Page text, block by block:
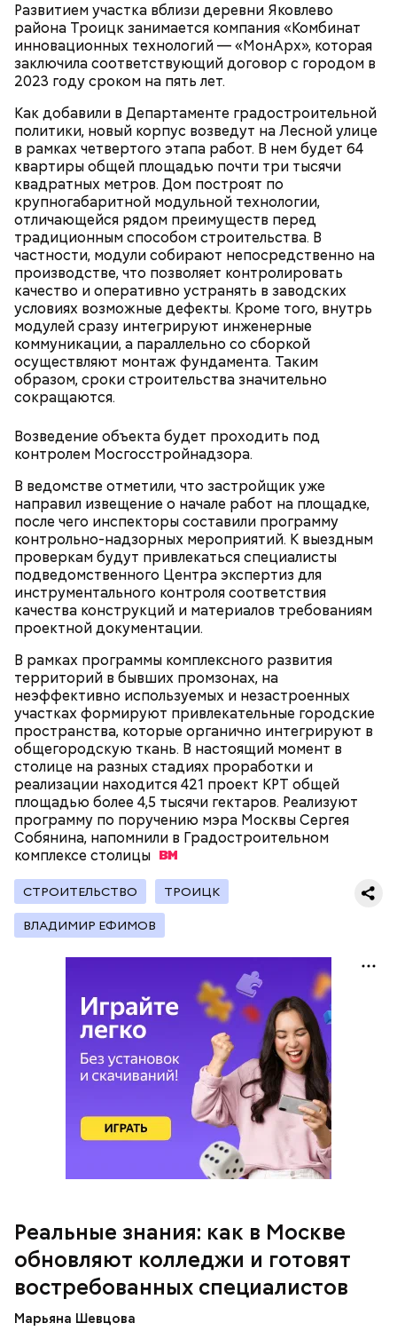
Развитием участка вблизи деревни Яковлево
района Троицк занимается компания «Комбинат
инновационных технологий — «МонАрх», которая
заключила соответствующий договор с городом в
2023 году сроком на пять лет.
Как добавили в Департаменте градостроительной
политики, новый корпус возведут на Лесной улице
в рамках четвертого этапа работ. В нем будет 64
квартиры общей площадью почти три тысячи
квадратных метров. Дом построят по
крупногабаритной модульной технологии,
отличающейся рядом преимуществ перед
традиционным способом строительства. В
частности, модули собирают непосредственно на
производстве, что позволяет контролировать
качество и оперативно устранять в заводских
условиях возможные дефекты. Кроме того, внутрь
модулей сразу интегрируют инженерные
коммуникации, а параллельно со сборкой
осуществляют монтаж фундамента. Таким
образом, сроки строительства значительно
сокращаются.
Возведение объекта будет проходить под
контролем Мосгосстройнадзора.
В ведомстве отметили, что застройщик уже
направил извещение о начале работ на площадке,
после чего инспекторы составили программу
контрольно-надзорных мероприятий. К выездным
проверкам будут привлекаться специалисты
подведомственного Центра экспертиз для
инструментального контроля соответствия
качества конструкций и материалов требованиям
проектной документации.
В рамках программы комплексного развития
территорий в бывших промзонах, на
неэффективно используемых и незастроенных
участках формируют привлекательные городские
пространства, которые органично интегрируют в
общегородскую ткань. В настоящий момент в
столице на разных стадиях проработки и
реализации находится 421 проект КРТ общей
площадью более 4,5 тысячи гектаров. Реализуют
программу по поручению мэра Москвы Сергея
Собянина, напомнили в Градостроительном
комплексе столицы
СТРОИТЕЛЬСТВО ТРОИЦК
ВЛАДИМИР ЕФИМОВ
Реальные знания: как в Москве
обновляют колледжи и готовят
востребованных специалистов
Марьяна Шевцова
Как на производстве
Мастерские и лаборатории колледжей, которые
производственные площадки, нежели учебные
помещения.
В Московском государственном колледже
электромеханики и информационных технологий
обучают по профессии «Мастер вертикального
транспорта». Здесь есть мастерская, где учат
будущих электромехаников по лифтам.
Модернизировали также лабораторию
композитных материалов в Политехническом
колледже имени Н. Н. Годовикова. Там студенты
изготавливают детали из стеклоткани и
углеволокна, проверяют их качество на новых
дефектоскопах и работают на лазерном и
гибочном станках с ЧПУ. Здесь же появился
учебный комплекс с технологией дополненной
реальности, который помогает студентам изучать
устройство авиационных двигателей.
От новичка к профи:
«Абилимпикс» помогает в
трудоустройстве москвичам с
особенностями здоровья
Лучшая техника
В Первом московском образовательном комплексе
обновили мастерские для дизайнеров одежды. Их
оснастили промышленными швейными машинами,
парогенераторами, раскройными столами и
манекенами. В колледже также открылась
лаборатория для бариста с профессиональными
кофемашинами и инструментами, где уже
занимаются более 500 студентов.
Диплом по цене квартиры: из чего
складывается стоимость
обучения в вузах и какие
профессии будут престижными
— Очень красивые локации и столько полезных
знаний! — поделилась ученица 10 «В» класса Елена
Все участники экскурсии отметили масштабы
пространства кинопарка и возможность
перемещаться из одной эпохи в другую.
ПРЯМАЯ РЕЧЬ
Ситора Даргель, заместитель директора по
событийному маркетингу кинопарка «Москино»: